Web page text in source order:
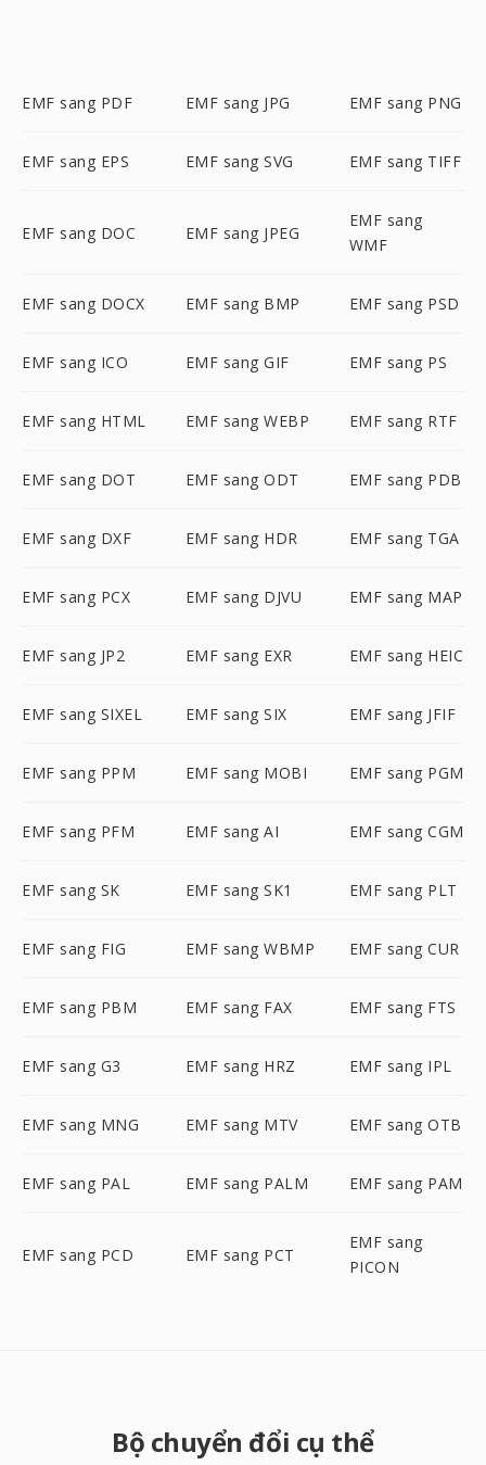
EMF sang PDF EMF sang JPG EMF sang PNG
EMF sang EPS EMF sang SVG EMF sang TIFF
EMF sang DOC EMF sang JPEG
EMF sang
WMF
EMF sang DOCX EMF sang BMP EMF sang PSD
EMF sang ICO EMF sang GIF EMF sang PS
EMF sang HTML EMF sang WEBP EMF sang RTF
EMF sang DOT EMF sang ODT EMF sang PDB
EMF sang DXF EMF sang HDR EMF sang TGA
EMF sang PCX EMF sang DJVU EMF sang MAP
EMF sang JP2 EMF sang EXR EMF sang HEIC
EMF sang SIXEL EMF sang SIX EMF sang JFIF
EMF sang PPM EMF sang MOBI EMF sang PGM
EMF sang PFM EMF sang AI EMF sang CGM
EMF sang SK EMF sang SK1 EMF sang PLT
EMF sang FIG EMF sang WBMP EMF sang CUR
EMF sang PBM EMF sang FAX EMF sang FTS
EMF sang G3 EMF sang HRZ EMF sang IPL
EMF sang MNG EMF sang MTV EMF sang OTB
EMF sang PAL EMF sang PALM EMF sang PAM
EMF sang PCD EMF sang PCT
EMF sang
PICON
Bộ chuyển đổi cụ thể